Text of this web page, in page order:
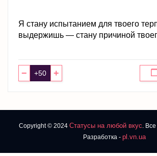
Я стану испытанием для твоего
выдержишь — стану причиной
− +
Copyright © 2024 Статусы на любой вкус.
Разработка - pl.vn.ua